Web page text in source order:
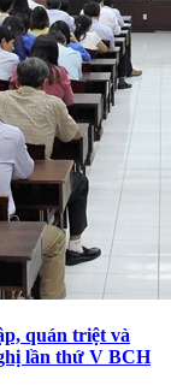
quán triệt và
lần thứ V BCH